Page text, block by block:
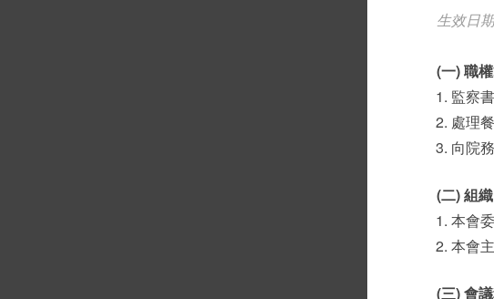
生效日
(一) 職
監察
處理
向院
(二) 組織
本會
本會
(三) 會